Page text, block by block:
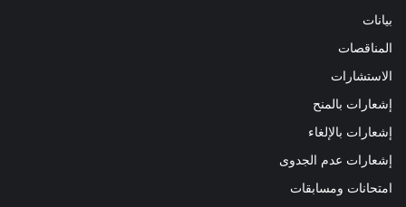
بيانات
المناقصات
الاستشارات
إشعارات بالمنح
إشعارات بالإلغاء
إشعارات عدم الجدوى
امتحانات ومسابقات